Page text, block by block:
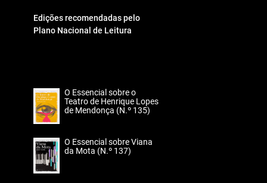
Edições recomendadas pelo
Plano Nacional de Leitura
O Essencial sobre o
Teatro de Henrique Lopes
de Mendonça (N.º 135)
O Essencial sobre Viana
da Mota (N.º 137)